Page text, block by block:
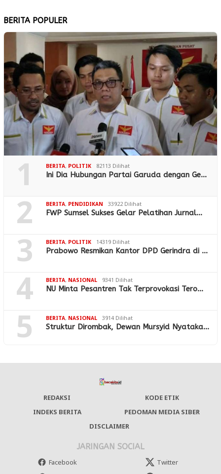
BERITA POPULER
1 BERITA, POLITIK 82113 Dilihat
Ini Dia Hubungan Partai Garuda dengan Ge…
2 BERITA, PENDIDIKAN 33922 Dilihat
FWP Sumsel Sukses Gelar Pelatihan Jurnal…
3 BERITA, POLITIK 14319 Dilihat
Prabowo Resmikan Kantor DPD Gerindra di …
4 BERITA, NASIONAL 9341 Dilihat
NU Minta Pesantren Tak Terprovokasi Tero…
5 BERITA, NASIONAL 3914 Dilihat
Struktur Dirombak, Dewan Mursyid Nyataka…
REDAKSI
KODE ETIK
INDEKS BERITA
PEDOMAN MEDIA SIBER
DISCLAIMER
JARINGAN SOCIAL
Facebook Twitter